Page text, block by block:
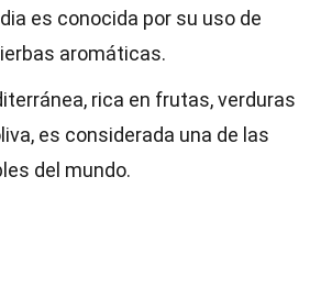
es conocida por su uso de
aromáticas.
rica en frutas, verduras
es considerada una de las
del mundo.